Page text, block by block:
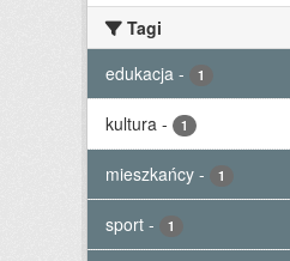
Tagi
edukacja - 1
kultura - 1
mieszkańcy - 1
sport - 1